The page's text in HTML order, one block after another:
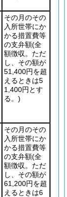
その月のその
入所世帯にか
かる措置費等
の支弁額(全
額徴収。ただ
し、その額が
51,400円を超
えるときは5
1,400円とす
る。)
その月のその
入所世帯にか
かる措置費等
の支弁額(全
額徴収。ただ
し、その額が
61,200円を超
えるときは6